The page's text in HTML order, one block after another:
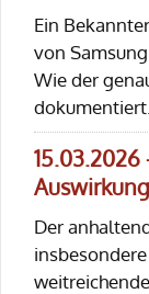
Ein
von
Wie der
dokumentiert.
Der